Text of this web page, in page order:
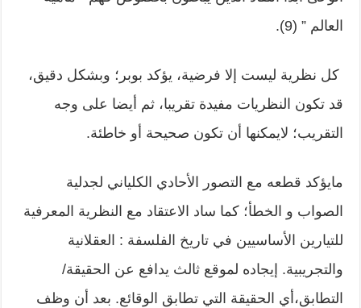
العالم ” (9).
كل نظرية ليست إلا فرضية، يؤكد بوبر؛ وبشكل دقيق،
قد تكون النظريات مفيدة تقريبا، ثم أيضا على وجه
التقريب؛ لايمكنها أن تكون صحيحة أو خاطئة.
مايؤكد قطعه مع التصور الأحادي الكلياني لجدلية
الصواب و الخطأ؛ كما ساد الاعتقاد مع النظرية المعرفية
للتيارين الأساسيين في تاريخ الفلسفة : العقلانية
والتجريبية. إيجاده لموقع ثالث يدافع عن الحقيقة/
التطابق،أي الحقيقة التي تطابق الوقائع. بعد أن وظف